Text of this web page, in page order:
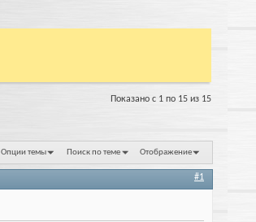
Показано с 1 по 15 из 15
Опции темы Поиск по теме Отображение
#1